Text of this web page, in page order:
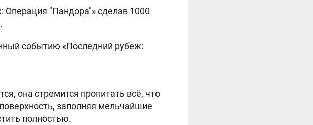
"Пандора"» сделав 1000
событию «Последний рубеж:
она стремится пропитать всё, что
заполняя мельчайшие
полностью.